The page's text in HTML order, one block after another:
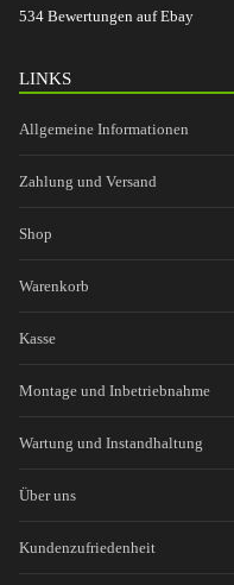
534 Bewertungen auf Ebay
LINKS
Allgemeine Informationen
Zahlung und Versand
Shop
Warenkorb
Kasse
Montage und Inbetriebnahme
Wartung und Instandhaltung
Über uns
Kundenzufriedenheit